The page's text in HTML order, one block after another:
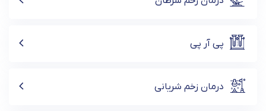
پی آر پی
درمان زخم شریانی